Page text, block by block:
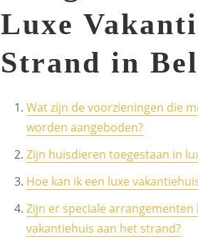
Luxe
Strand in
Wat zijn de voorzieningen die
worden aangeboden?
Zijn huisdieren toegestaan in
Hoe kan ik een luxe
Zijn er speciale
vakantiehuis aan het strand?